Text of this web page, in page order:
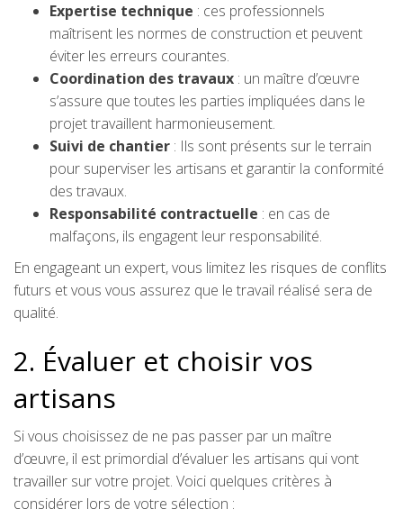
Expertise technique : ces professionnels
maîtrisent les normes de construction et peuvent
éviter les erreurs courantes.
Coordination des travaux : un maître d’œuvre
s’assure que toutes les parties impliquées dans le
projet travaillent harmonieusement.
Suivi de chantier : Ils sont présents sur le terrain
pour superviser les artisans et garantir la conformité
des travaux.
Responsabilité contractuelle : en cas de
malfaçons, ils engagent leur responsabilité.
En engageant un expert, vous limitez les risques de conflits
futurs et vous vous assurez que le travail réalisé sera de
qualité.
2. Évaluer et choisir vos
artisans
Si vous choisissez de ne pas passer par un maître
d’œuvre, il est primordial d’évaluer les artisans qui vont
travailler sur votre projet. Voici quelques critères à
considérer lors de votre sélection :